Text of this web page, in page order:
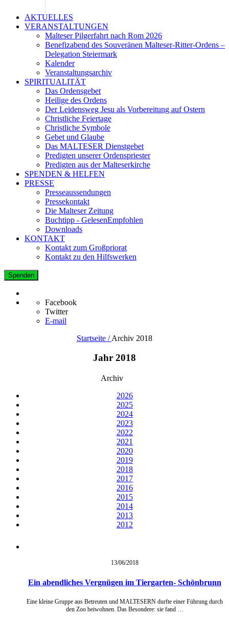
AKTUELLES
VERANSTALTUNGEN
Malteser Pilgerfahrt nach Rom 2026
Benefizabend des Souveränen Malteser-Ritter-Ordens –
Delegation Steiermark
Kalender
Veranstaltungsarchiv
SPIRITUALITÄT
Das Ordensgebet
Heilige des Ordens
Der Leidensweg Jesu als Vorbereitung auf Ostern
Christliche Feiertage
Christliche Symbole
Gebet und Glaube
Das MALTESER Dienstgebet
Predigten unserer Ordenspriester
Predigten aus der Malteserkirche
SPENDEN & HELFEN
PRESSE
Presseaussendungen
Pressekontakt
Die Malteser Zeitung
Buchtipp - GelesenEmpfohlen
Downloads
KONTAKT
Kontakt zum Großpriorat
Kontakt zu den Hilfswerken
Spenden
Facebook
Twitter
E-mail
Startseite / Archiv 2018
Jahr 2018
Archiv
2026
2025
2024
2023
2022
2021
2020
2019
2018
2017
2016
2015
2014
2013
2012
13/06/2018
Ein abendliches Vergnügen im Tiergarten- Schönbrunn
Eine kleine Gruppe aus Betreuten und MALTESERN durfte einer Führung durch
den Zoo beiwohnen. Das Besondere: sie fand …